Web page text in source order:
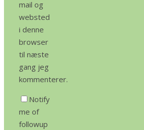
mail og
websted
i denne
browser
til næste
gang jeg
kommenterer.
Notify
me of
followup